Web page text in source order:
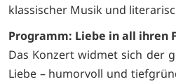
klassischer Musik und
Programm: Liebe in all ihren
Das Konzert widmet sich der
Liebe – humorvoll und